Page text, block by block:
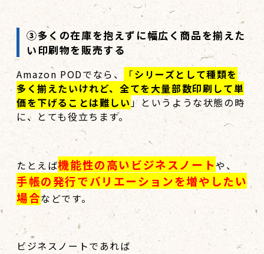
③多くの在庫を抱えずに幅広く商品を揃えた
い印刷物を販売する
Amazon PODでなら、 「シリーズとして種類を
多く揃えたいけれど、全てを大量部数印刷して単
価を下げることは難しい」というような状態の時
に、とても役立ちます。
たとえば機能性の高いビジネスノートや、
手帳の発行でバリエーションを増やしたい
場合などです。
ビジネスノートであれば